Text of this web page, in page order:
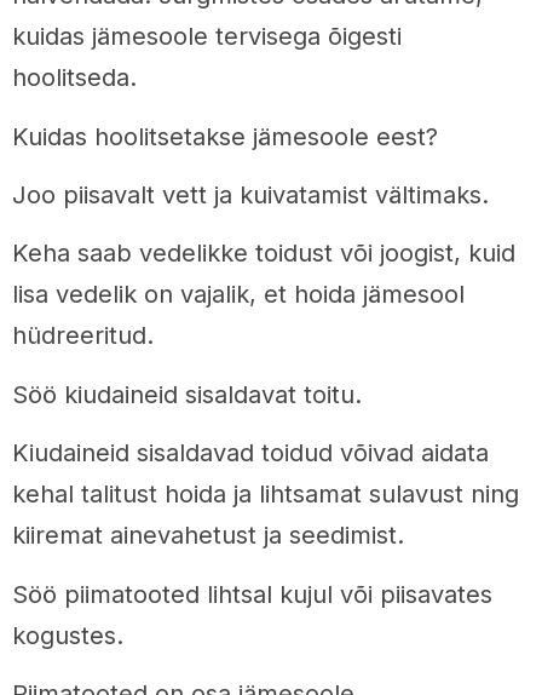
kuidas jämesoole tervisega õigesti
hoolitseda.
Kuidas hoolitsetakse jämesoole eest?
Joo piisavalt vett ja kuivatamist vältimaks.
Keha saab vedelikke toidust või joogist, kuid
lisa vedelik on vajalik, et hoida jämesool
hüdreeritud.
Söö kiudaineid sisaldavat toitu.
Kiudaineid sisaldavad toidud võivad aidata
kehal talitust hoida ja lihtsamat sulavust ning
kiiremat ainevahetust ja seedimist.
Söö piimatooted lihtsal kujul või piisavates
kogustes.